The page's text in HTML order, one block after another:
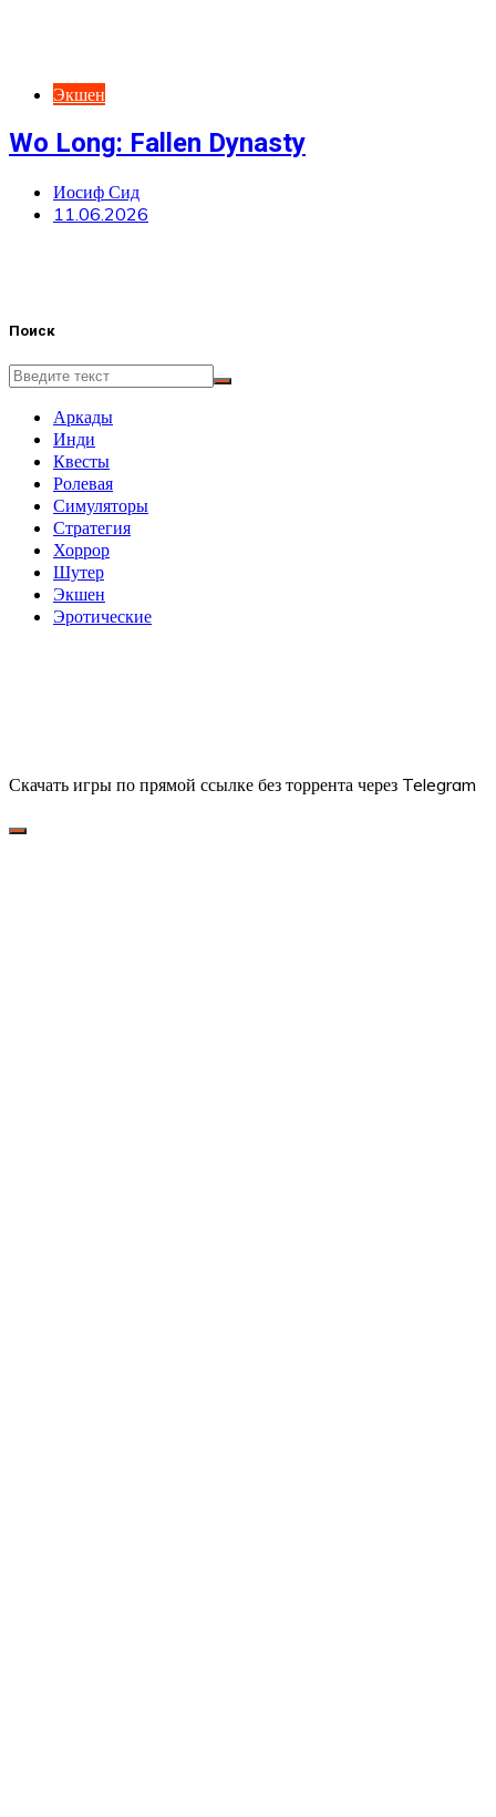
Экшен
Wo Long: Fallen Dynasty
Иосиф Сид
11.06.2026
Поиск
Аркады
Инди
Квесты
Ролевая
Симуляторы
Стратегия
Хоррор
Шутер
Экшен
Эротические
Скачать игры по прямой ссылке без торрента через Telegram